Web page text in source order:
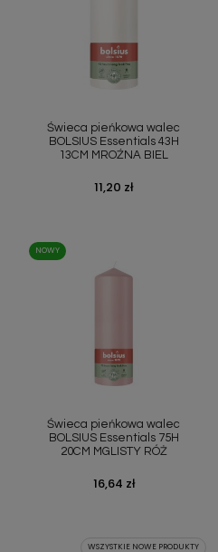
Świeca pieńkowa walec
BOLSIUS Essentials 43H
13CM MROŹNA BIEL
Cena
11,20 zł
Świeca pieńkowa walec
BOLSIUS Essentials 75H
20CM MGLISTY RÓŻ
Cena
16,64 zł
NOWY
WSZYSTKIE NOWE PRODUKTY